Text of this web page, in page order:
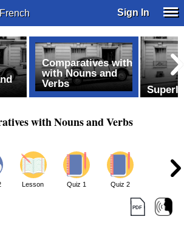
Sign In
Comparatives with
with Nouns and
Verbs
with Nouns and Verbs
Lesson Quiz 1 Quiz 2